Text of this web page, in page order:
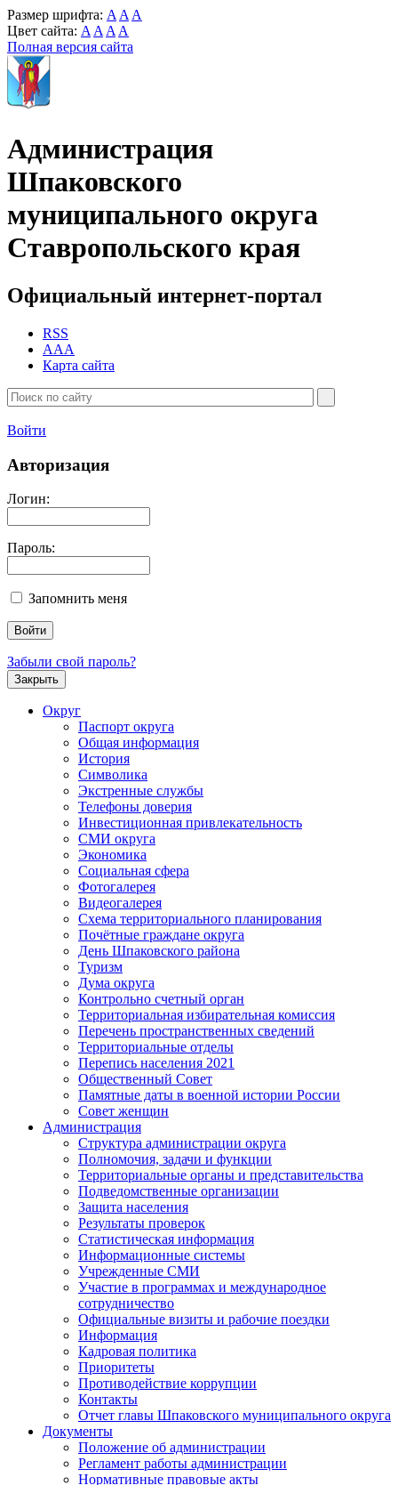
Размер шрифта: A A A
Цвет сайта: A A A A
Полная версия сайта
Администрация
Шпаковского
муниципального округа
Ставропольского края
Официальный интернет-портал
RSS
AAA
Карта сайта
Войти
Авторизация
Логин:
Пароль:
Запомнить меня
Забыли свой пароль?
Закрыть
Округ
Паспорт округа
Общая информация
История
Символика
Экстренные службы
Телефоны доверия
Инвестиционная привлекательность
СМИ округа
Экономика
Социальная сфера
Фотогалерея
Видеогалерея
Схема территориального планирования
Почётные граждане округа
День Шпаковского района
Туризм
Дума округа
Контрольно счетный орган
Территориальная избирательная комиссия
Перечень пространственных сведений
Территориальные отделы
Перепись населения 2021
Общественный Совет
Памятные даты в военной истории России
Совет женщин
Администрация
Структура администрации округа
Полномочия, задачи и функции
Территориальные органы и представительства
Подведомственные организации
Защита населения
Результаты проверок
Статистическая информация
Информационные системы
Учрежденные СМИ
Участие в программах и международное
сотрудничество
Официальные визиты и рабочие поездки
Информация
Кадровая политика
Приоритеты
Противодействие коррупции
Контакты
Отчет главы Шпаковского муниципального округа
Документы
Положение об администрации
Регламент работы администрации
Нормативные правовые акты